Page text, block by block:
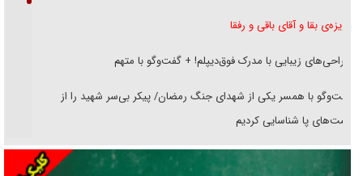
غریزه‌ی بقا و آقای باقی و رفقا
جراحی‌های زیبایی با مدرک فوق‌دیپلم! + گفت‌وگو با متهم
گفت‌وگو با همسر یکی از شهدای جنگ رمضان/ پیکر بی‌سر شهید را از
انگشت‌های پا شناسایی کردیم
نسلی که آنلاین الگو می‌گیرد